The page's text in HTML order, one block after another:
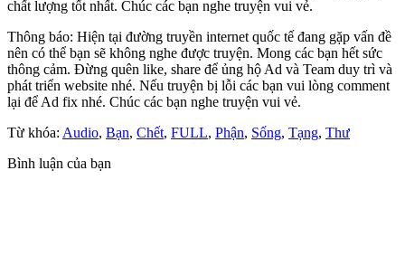
chất lượng tốt nhất. Chúc các bạn nghe truyện vui vẻ.
Thông báo: Hiện tại đường truyền internet quốc tế đang gặp vấn đề
nên có thể bạn sẽ không nghe được truyện. Mong các bạn hết sức
thông cảm. Đừng quên like, share để ủng hộ Ad và Team duy trì và
phát triển website nhé. Nếu truyện bị lỗi các bạn vui lòng comment
lại để Ad fix nhé. Chúc các bạn nghe truyện vui vẻ.
Từ khóa: Audio, Bạn, Chết, FULL, Phận, Sống, Tạng, Thư
Bình luận của bạn